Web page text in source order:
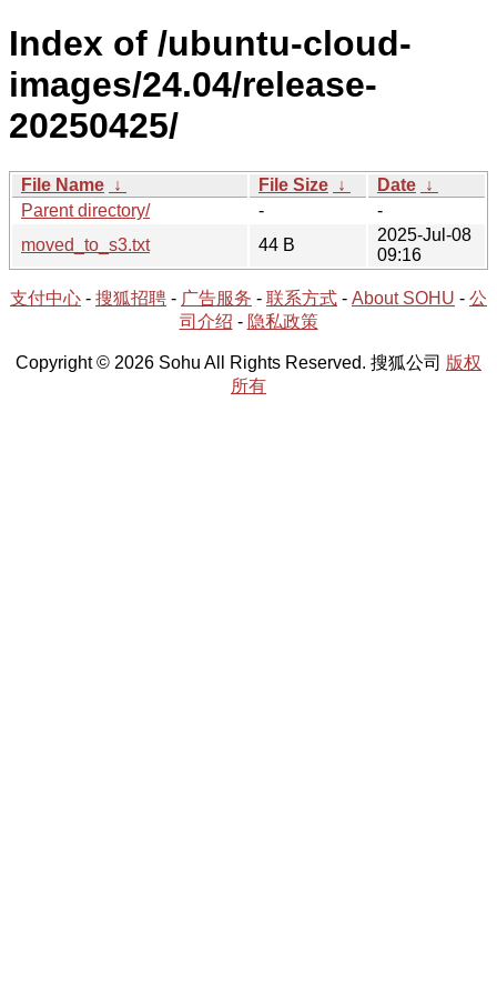
Index of /ubuntu-cloud-
images/24.04/release-
20250425/
File Name ↓ File Size ↓ Date ↓
Parent directory/
-
-
moved_to_s3.txt
44 B
2025-Jul-08
09:16
支付中心 - 搜狐招聘 - 广告服务 - 联系方式 - About SOHU - 公
司介绍 - 隐私政策
Copyright © 2026 Sohu All Rights Reserved. 搜狐公司 版权
所有